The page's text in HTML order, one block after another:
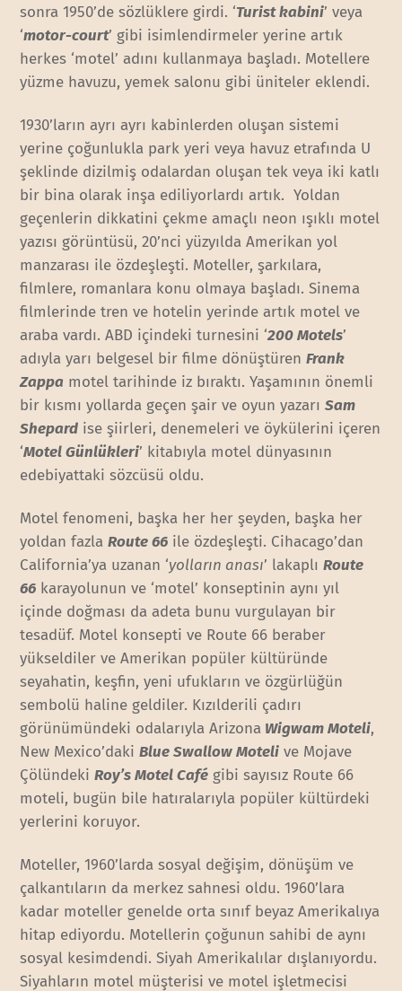
sonra 1950’de sözlüklere girdi. ‘Turist kabini’ veya
‘motor-court’ gibi isimlendirmeler yerine artık
herkes ‘motel’ adını kullanmaya başladı. Motellere
yüzme havuzu, yemek salonu gibi üniteler eklendi.
1930’ların ayrı ayrı kabinlerden oluşan sistemi
yerine çoğunlukla park yeri veya havuz etrafında U
şeklinde dizilmiş odalardan oluşan tek veya iki katlı
bir bina olarak inşa ediliyorlardı artık. Yoldan
geçenlerin dikkatini çekme amaçlı neon ışıklı motel
yazısı görüntüsü, 20’nci yüzyılda Amerikan yol
manzarası ile özdeşleşti. Moteller, şarkılara,
filmlere, romanlara konu olmaya başladı. Sinema
filmlerinde tren ve hotelin yerinde artık motel ve
araba vardı. ABD içindeki turnesini ‘200 Motels’
adıyla yarı belgesel bir filme dönüştürenFrank
Zappa motel tarihinde iz bıraktı. Yaşamının önemli
bir kısmı yollarda geçen şair ve oyun yazarıSam
Shepard ise şiirleri, denemeleri ve öykülerini içeren
‘Motel Günlükleri’ kitabıyla motel dünyasının
edebiyattaki sözcüsü oldu.
Motel fenomeni, başka her her şeyden, başka her
yoldan fazlaRoute 66 ile özdeşleşti. Cihacago’dan
California’ya uzanan ‘yolların anası’ lakaplıRoute
66 karayolunun ve ‘motel’ konseptinin aynı yıl
içinde doğması da adeta bunu vurgulayan bir
tesadüf. Motel konsepti ve Route 66 beraber
yükseldiler ve Amerikan popüler kültüründe
seyahatin, keşfin, yeni ufukların ve özgürlüğün
sembolü haline geldiler. Kızılderili çadırı
görünümündeki odalarıyla Arizona Wigwam Moteli,
New Mexico’dakiBlue Swallow Moteli ve Mojave
ÇölündekiRoy’s Motel Café gibi sayısız Route 66
moteli, bugün bile hatıralarıyla popüler kültürdeki
yerlerini koruyor.
Moteller, 1960’larda sosyal değişim, dönüşüm ve
çalkantıların da merkez sahnesi oldu. 1960’lara
kadar moteller genelde orta sınıf beyaz Amerikalıya
hitap ediyordu. Motellerin çoğunun sahibi de aynı
sosyal kesimdendi. Siyah Amerikalılar dışlanıyordu.
Siyahların motel müşterisi ve motel işletmecisi